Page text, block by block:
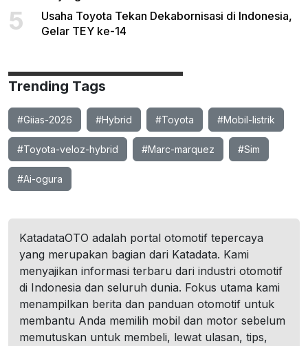
5
Usaha Toyota Tekan Dekabornisasi di Indonesia,
Gelar TEY ke-14
Trending Tags
#Giias-2026 #Hybrid #Toyota #Mobil-listrik
#Toyota-veloz-hybrid #Marc-marquez #Sim
#Ai-ogura
KatadataOTO adalah portal otomotif tepercaya
yang merupakan bagian dari Katadata. Kami
menyajikan informasi terbaru dari industri otomotif
di Indonesia dan seluruh dunia. Fokus utama kami
menampilkan berita dan panduan otomotif untuk
membantu Anda memilih mobil dan motor sebelum
memutuskan untuk membeli, lewat ulasan, tips,